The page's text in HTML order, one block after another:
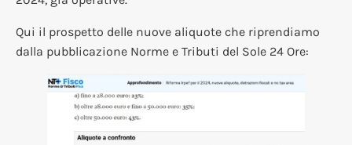
Qui il prospetto delle nuove aliquote che riprendiamo
dalla pubblicazione Norme e Tributi del Sole 24 Ore: